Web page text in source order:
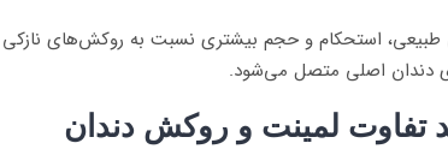
طبیعی، استحکام و حجم بیشتری نسبت به روکش‌های نازکی
دندان اصلی متصل می‌شود.
تفاوت لمینت و روکش دندان